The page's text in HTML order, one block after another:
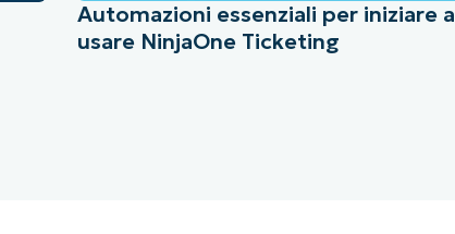
Automazioni essenziali per iniziare a
usare NinjaOne Ticketing